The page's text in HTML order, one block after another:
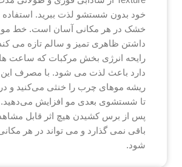
خود بدون شستشو لذت ببرید. استفاده
خشک در هر مکانی آسان است. خط مو
داشتن ظاهری تمیز و سالم تازه می
رایحه انرژی بخش مرکبات که ساعت ها
دارد باعث لذت می شود. با مصرف
ریشه موهای چرب را خنثی می‌کنید و در
تا شستشوی بعدی مو افزایش
پس از برس کشیدن هیچ اثر قابل
باقی نمی گذارد و می تواند در هر
شود.